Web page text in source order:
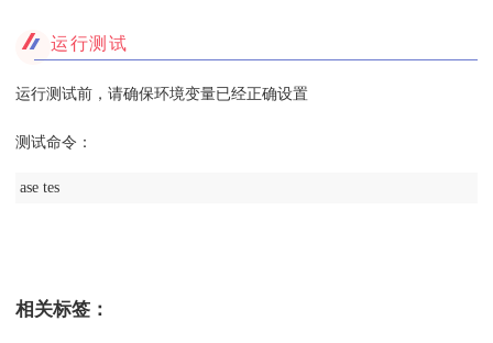
运行测试
运行测试前，请确保环境变量已经正确设置
测试命令：
ase tes
相关标签：